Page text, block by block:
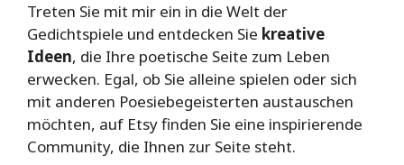
Treten Sie mit mir ein in die Welt der
Gedichtspiele und entdecken Sie kreative
Ideen, die Ihre poetische Seite zum Leben
erwecken. Egal, ob Sie alleine spielen oder sich
mit anderen Poesiebegeisterten austauschen
möchten, auf Etsy finden Sie eine inspirierende
Community, die Ihnen zur Seite steht.